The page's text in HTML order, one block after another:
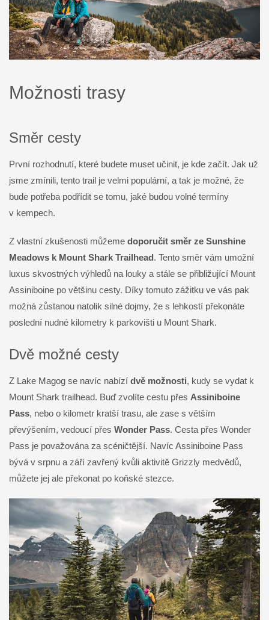
Možnosti trasy
Směr cesty
První rozhodnutí, které budete muset učinit, je kde začít. Jak už
jsme zmínili, tento trail je velmi populární, a tak je možné, že
bude potřeba podřídit se tomu, jaké budou volné termíny
v kempech.
Z vlastní zkušenosti můžeme doporučit směr ze Sunshine
Meadows k Mount Shark Trailhead . Tento směr vám umožní
luxus skvostných výhledů na louky a stále se přibližující Mount
Assiniboine po většinu cesty. Díky tomuto zážitku ve vás pak
možná zůstanou natolik silné dojmy, že s lehkostí překonáte
poslední nudné kilometry k parkovišti u Mount Shark.
Dvě možné cesty
Z Lake Magog se navíc nabízí dvě možnosti, kudy se vydat k
Mount Shark trailhead. Buď zvolíte cestu přes Assiniboine
Pass, nebo o kilometr kratší trasu, ale zase s větším
převýšením, vedoucí přes Wonder Pass. Cesta přes Wonder
Pass je považována za scéničtější. Navíc Assiniboine Pass
bývá v srpnu a září zavřený kvůli aktivitě Grizzly medvědů,
můžete jej ale překonat po koňské stezce.